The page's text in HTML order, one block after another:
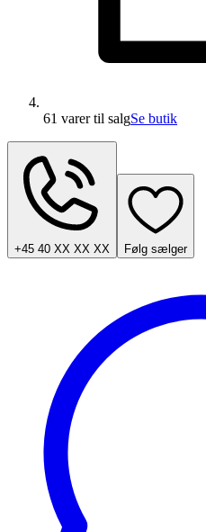
61 varertil salgSe butik
+45 40 XX XX XX Følg sælger